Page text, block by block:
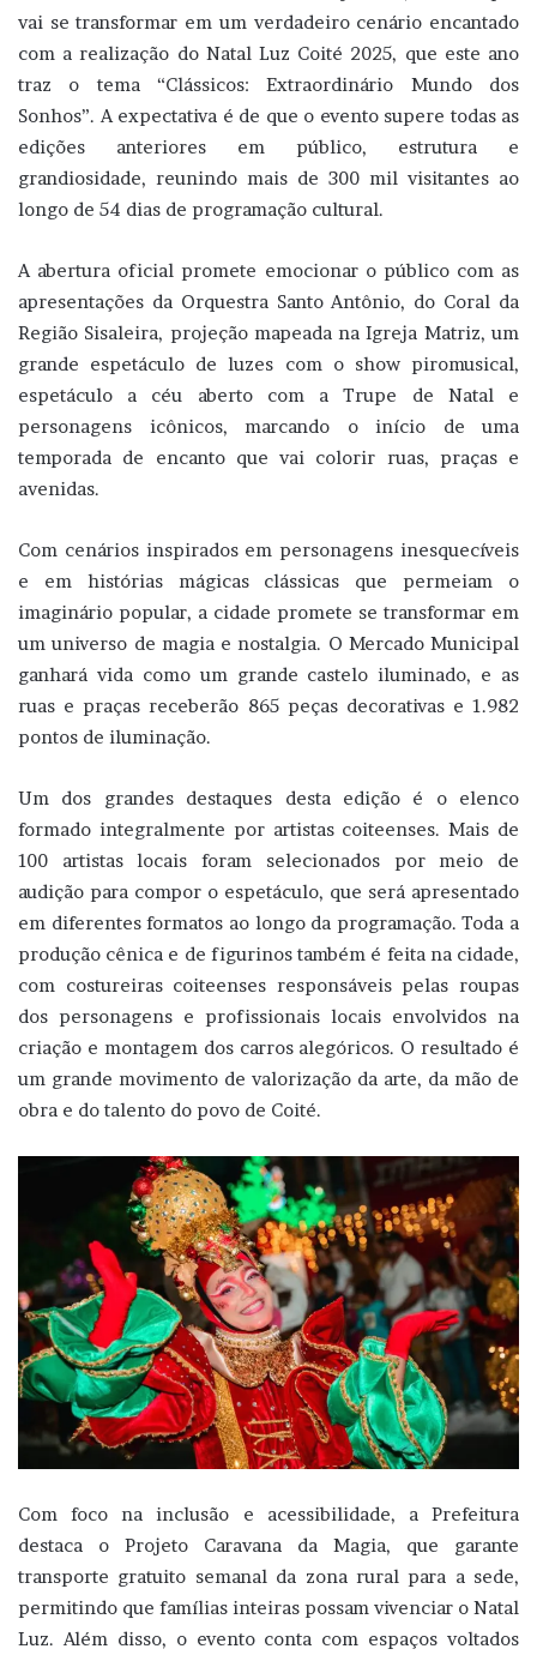
vai se transformar em um verdadeiro cenário encantado
com a realização do Natal Luz Coité 2025, que este ano
traz o tema “Clássicos: Extraordinário Mundo dos
Sonhos”. A expectativa é de que o evento supere todas as
edições anteriores em público, estrutura e
grandiosidade, reunindo mais de 300 mil visitantes ao
longo de 54 dias de programação cultural.
A abertura oficial promete emocionar o público com as
apresentações da Orquestra Santo Antônio, do Coral da
Região Sisaleira, projeção mapeada na Igreja Matriz, um
grande espetáculo de luzes com o show piromusical,
espetáculo a céu aberto com a Trupe de Natal e
personagens icônicos, marcando o início de uma
temporada de encanto que vai colorir ruas, praças e
avenidas.
Com cenários inspirados em personagens inesquecíveis
e em histórias mágicas clássicas que permeiam o
imaginário popular, a cidade promete se transformar em
um universo de magia e nostalgia. O Mercado Municipal
ganhará vida como um grande castelo iluminado, e as
ruas e praças receberão 865 peças decorativas e 1.982
pontos de iluminação.
Um dos grandes destaques desta edição é o elenco
formado integralmente por artistas coiteenses. Mais de
100 artistas locais foram selecionados por meio de
audição para compor o espetáculo, que será apresentado
em diferentes formatos ao longo da programação. Toda a
produção cênica e de figurinos também é feita na cidade,
com costureiras coiteenses responsáveis pelas roupas
dos personagens e profissionais locais envolvidos na
criação e montagem dos carros alegóricos. O resultado é
um grande movimento de valorização da arte, da mão de
obra e do talento do povo de Coité.
Com foco na inclusão e acessibilidade, a Prefeitura
destaca o Projeto Caravana da Magia, que garante
transporte gratuito semanal da zona rural para a sede,
permitindo que famílias inteiras possam vivenciar o Natal
Luz. Além disso, o evento conta com espaços voltados